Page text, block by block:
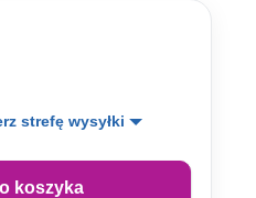
strefę wysyłki
koszyka